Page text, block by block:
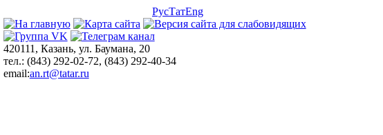
РусТатEng
420111, Казань, ул. Баумана, 20
тел.: (843) 292-02-72, (843) 292-40-34
email:an.rt@tatar.ru